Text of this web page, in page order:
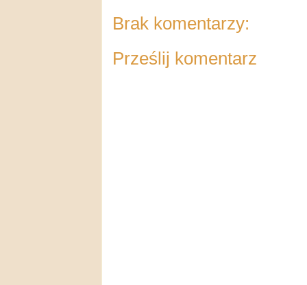
Brak komentarzy:
Prześlij komentarz